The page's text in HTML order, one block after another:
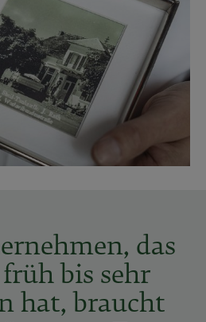
das
bis sehr
hat, braucht